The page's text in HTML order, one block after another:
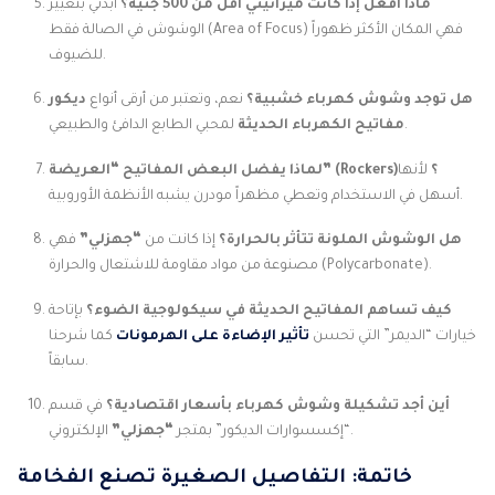
ماذا أفعل إذا كانت ميزانيتي أقل من 500 جنيه؟
ابدئي بتغيير
الوشوش في الصالة فقط (Area of Focus) فهي المكان الأكثر ظهوراً
للضيوف.
هل توجد وشوش كهرباء خشبية؟ نعم، وتعتبر من أرقى أنواع ديكور
مفاتيح الكهرباء الحديثةلمحبي الطابع الدافئ والطبيعي.
لماذا يفضل البعض المفاتيح “العريضة” (Rockers)؟ لأنها
أسهل في الاستخدام وتعطي مظهراً مودرن يشبه الأنظمة الأوروبية.
هل الوشوش الملونة تتأثر بالحرارة؟ إذا كانت من “جهزلي” فهي
مصنوعة من مواد مقاومة للاشتعال والحرارة (Polycarbonate).
كيف تساهم المفاتيح الحديثة في سيكولوجية الضوء؟ بإتاحة
خيارات “الديمر” التي تحسن تأثير الإضاءة على الهرمونات كما شرحنا
سابقاً.
أين أجد تشكيلة وشوش كهرباء بأسعار اقتصادية؟ في قسم
“إكسسوارات الديكور” بمتجر “جهزلي” الإلكتروني.
خاتمة: التفاصيل الصغيرة تصنع الفخامة